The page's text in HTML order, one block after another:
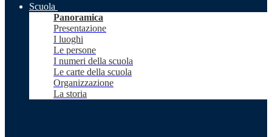
Scuola
Panoramica
Presentazione
I luoghi
Le persone
I numeri della scuola
Le carte della scuola
Organizzazione
La storia